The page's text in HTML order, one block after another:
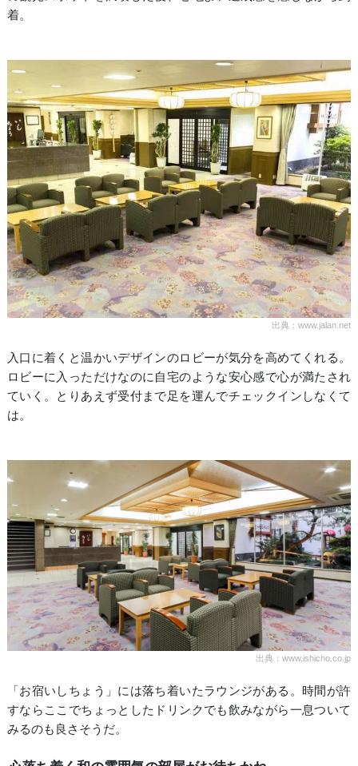
着。
出典：www.jalan.net
入口に着くと温かいデザインのロビーが気分を高めてくれる。
ロビーに入っただけなのに自宅のような安心感で心が満たされ
ていく。とりあえず受付まで足を運んでチェックインしなくて
は。
出典：www.ishicho.co.jp
「お宿いしちょう」には落ち着いたラウンジがある。時間が許
すならここでちょっとしたドリンクでも飲みながら一息ついて
みるのも良さそうだ。